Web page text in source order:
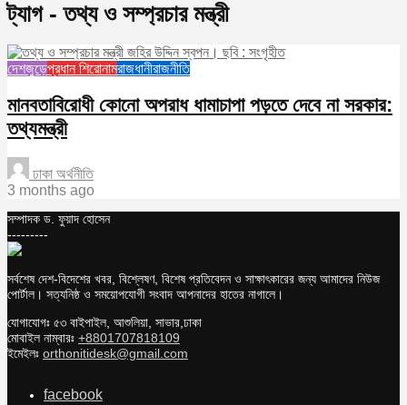
ট্যাগ - তথ্য ও সম্প্রচার মন্ত্রী
দেশজুড়েপ্রধান শিরোনামরাজধানীরাজনীতি
মানবতাবিরোধী কোনো অপরাধ ধামাচাপা পড়তে দেবে না সরকার:
তথ্যমন্ত্রী
ঢাকা অর্থনীতি
3 months ago
সম্পাদক ড. ফুয়াদ হোসেন
---------
সর্বশেষ দেশ-বিদেশের খবর, বিশ্লেষণ, বিশেষ প্রতিবেদন ও সাক্ষাৎকারের জন্য আমাদের নিউজ
পোর্টাল। সত্যনিষ্ঠ ও সময়োপযোগী সংবাদ আপনাদের হাতের নাগালে।
যোগাযোগঃ ৫৩ বাইপাইল, আশুলিয়া, সাভার,ঢাকা
মোবাইল নাম্বারঃ +8801707818109
ইমেইলঃ orthonitidesk@gmail.com
facebook